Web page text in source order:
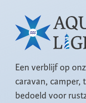
Een verblijf op
caravan, camper,
bedoeld voor